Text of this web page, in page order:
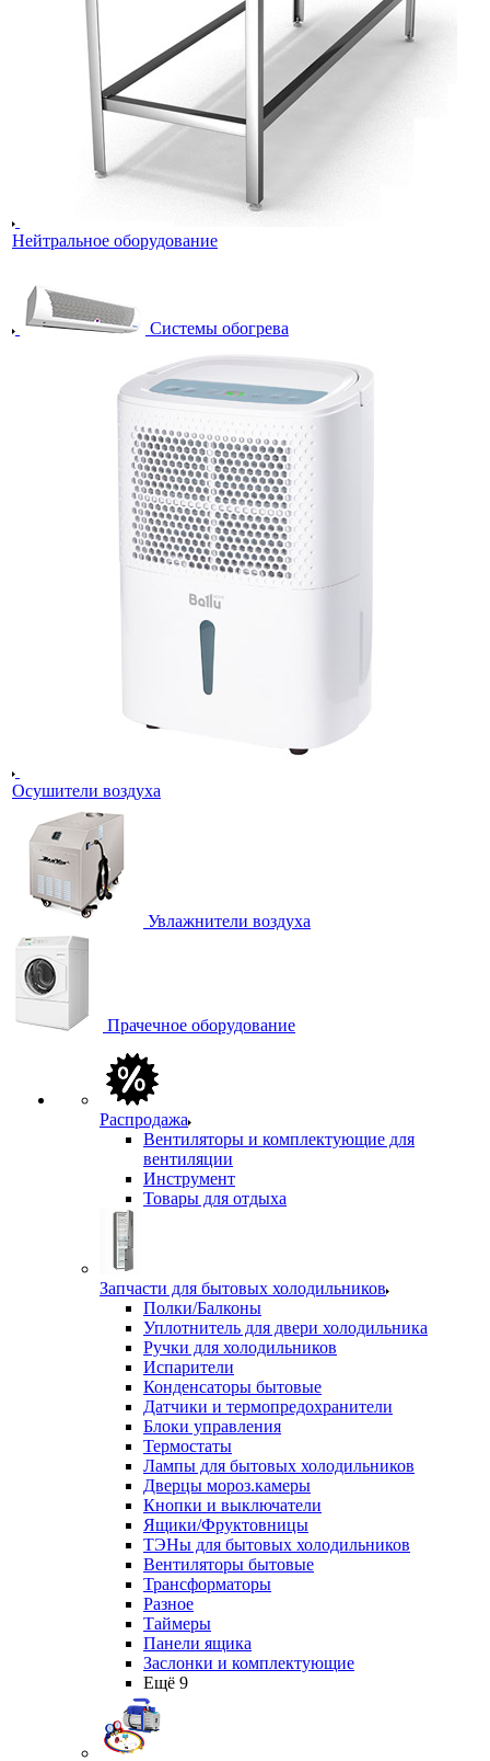
Нейтральное оборудование
Системы обогрева
Осушители воздуха
Увлажнители воздуха
Прачечное оборудование
Распродажа
Вентиляторы и комплектующие для
вентиляции
Инструмент
Товары для отдыха
Запчасти для бытовых холодильников
Полки/Балконы
Уплотнитель для двери холодильника
Ручки для холодильников
Испарители
Конденсаторы бытовые
Датчики и термопредохранители
Блоки управления
Термостаты
Лампы для бытовых холодильников
Дверцы мороз.камеры
Кнопки и выключатели
Ящики/Фруктовницы
ТЭНы для бытовых холодильников
Вентиляторы бытовые
Трансформаторы
Разное
Таймеры
Панели ящика
Заслонки и комплектующие
Ещё 9